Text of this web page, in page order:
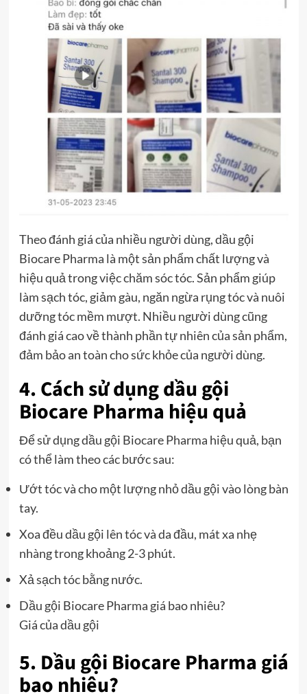
Theo đánh giá của nhiều người dùng, dầu gội
Biocare Pharma là một sản phẩm chất lượng và
hiệu quả trong việc chăm sóc tóc. Sản phẩm giúp
làm sạch tóc, giảm gàu, ngăn ngừa rụng tóc và nuôi
dưỡng tóc mềm mượt. Nhiều người dùng cũng
đánh giá cao về thành phần tự nhiên của sản phẩm,
đảm bảo an toàn cho sức khỏe của người dùng.
4. Cách sử dụng dầu gội
Biocare Pharma hiệu quả
Để sử dụng dầu gội Biocare Pharma hiệu quả, bạn
có thể làm theo các bước sau:
Ướt tóc và cho một lượng nhỏ dầu gội vào lòng bàn
tay.
Xoa đều dầu gội lên tóc và da đầu, mát xa nhẹ
nhàng trong khoảng 2-3 phút.
Xả sạch tóc bằng nước.
Dầu gội Biocare Pharma giá bao nhiêu?
Giá của dầu gội
5. Dầu gội Biocare Pharma giá
bao nhiêu?